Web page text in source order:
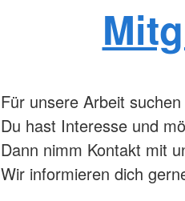
Für unsere Arbeit
Du hast Interesse und
Dann nimm Kontakt mit
Wir informieren dich